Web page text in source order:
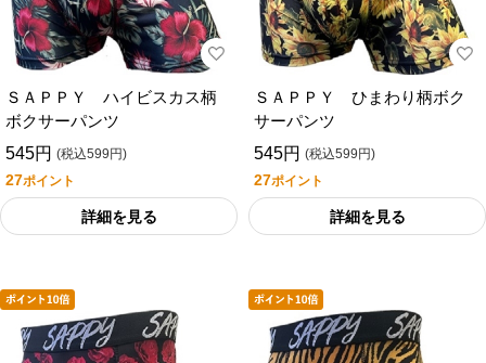
ＳＡＰＰＹ ハイビスカス柄
ボクサーパンツ
545円 (税込599円)
27ポイント
詳細を見る
ＳＡＰＰＹ ひまわり柄ボク
サーパンツ
545円 (税込599円)
27ポイント
詳細を見る